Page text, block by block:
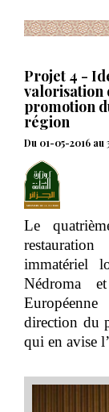
Projet 4 -
valorisation
promotion
région
Du 01-05-2016 au
Le
immatériel
Nédroma
direction du
qui en avise